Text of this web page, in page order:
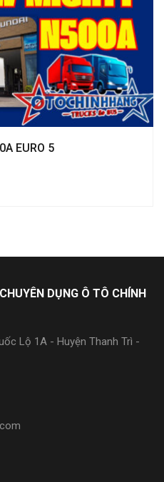
EURO 5
DỤNG Ô TÔ CHÍNH
Lộ 1A - Huyện Thanh Trì -